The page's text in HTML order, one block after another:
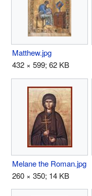
Matthew.jpg
432 × 599; 62 KB
Melane the Roman.jpg
260 × 350; 14 KB